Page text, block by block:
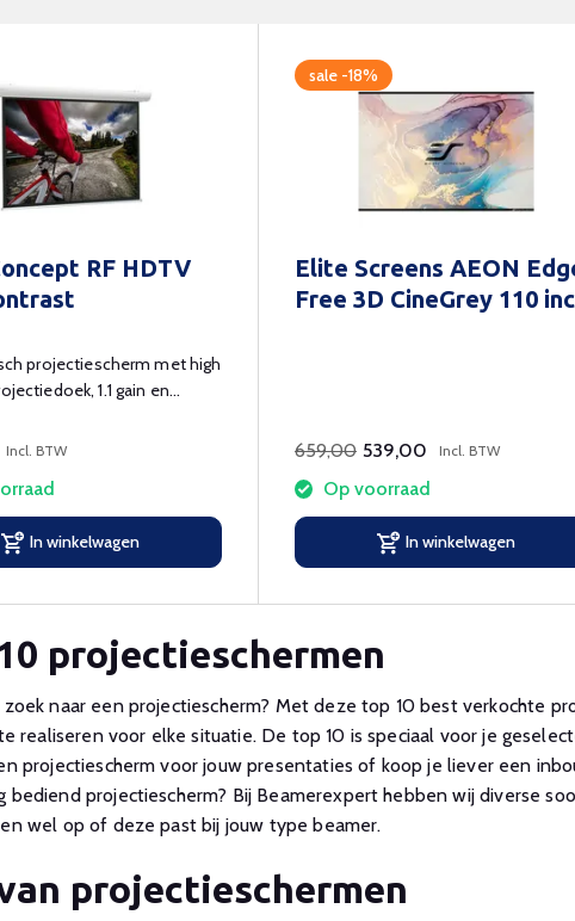
RF HDTV
projectiescherm met high
1.1 gain en
Incl. BTW
In winkelwagen
sale -18%
Elite Screens AEON
Free 3D CineGrey 110
659,00 539,00 Incl. BTW
Op voorraad
In winkelwagen
projectieschermen
zoek naar een projectiescherm? Met deze top 10 best verkochte
realiseren voor elke situatie. De top 10 is speciaal voor je
projectiescherm voor jouw presentaties of koop je liever een
bediend projectiescherm? Bij Beamerexpert hebben wij diverse
wel op of deze past bij jouw type beamer.
projectieschermen